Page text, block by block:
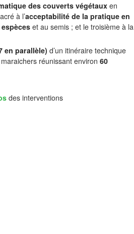
des couverts végétauxen
à l’acceptabilité de la pratique en
et au semis ; et le troisième à la
en parallèle) d’un itinéraire technique
réunissant environ 60
des interventions